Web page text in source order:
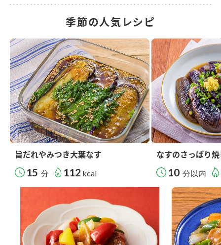
季節の人気レシピ
旨だれやみつき大葉なす
15 分 112 kcal
なすのさっぱり
10 分以内